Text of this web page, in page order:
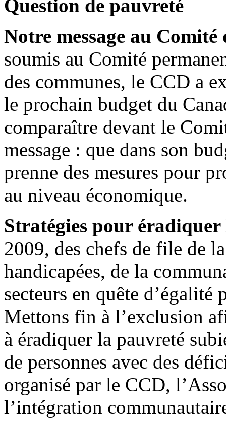
Question de pauvreté
Notre message au
soumis au Comité
des communes, le CCD a
le prochain budget du
comparaître devant le
message : que dans son
prenne des mesures pour
au niveau économique.
Stratégies pour
2009, des chefs de file de
handicapées, de la
secteurs en quête
Mettons fin à l’exclusion
à éradiquer la pauvreté
de personnes avec des
organisé par le CCD,
l’intégration